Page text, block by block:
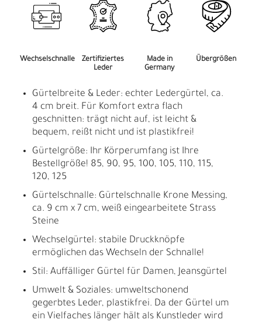
Wechselschnalle
Zertifiziertes
Leder
Made in
Germany
Übergrößen
Gürtelbreite & Leder: echter Ledergürtel, ca.
4 cm breit. Für Komfort extra flach
geschnitten: trägt nicht auf, ist leicht &
bequem, reißt nicht und ist plastikfrei!
Gürtelgröße: Ihr Körperumfang ist Ihre
Bestellgröße! 85, 90, 95, 100, 105, 110, 115,
120, 125
Gürtelschnalle: Gürtelschnalle Krone Messing,
ca. 9 cm x 7 cm, weiß eingearbeitete Strass
Steine
Wechselgürtel: stabile Druckknöpfe
ermöglichen das Wechseln der Schnalle!
Stil: Auffälliger Gürtel für Damen, Jeansgürtel
Umwelt & Soziales: umweltschonend
gegerbtes Leder, plastikfrei. Da der Gürtel um
ein Vielfaches länger hält als Kunstleder wird